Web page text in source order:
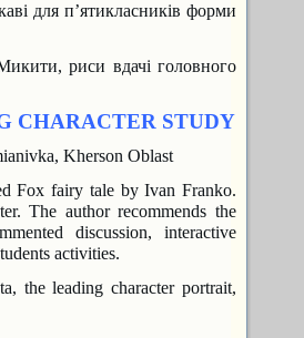
для п’ятикласників форми
риси вдачі головного
CHARACTER STUDY
Kherson Oblast
Fox fairy tale by Ivan Franko.
The author recommends the
discussion, interactive
activities.
the leading character portrait,